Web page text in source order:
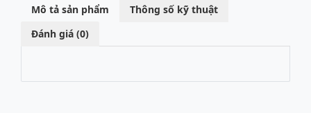
Mô tả sản phẩm
Thông số kỹ thuật
Đánh giá (0)